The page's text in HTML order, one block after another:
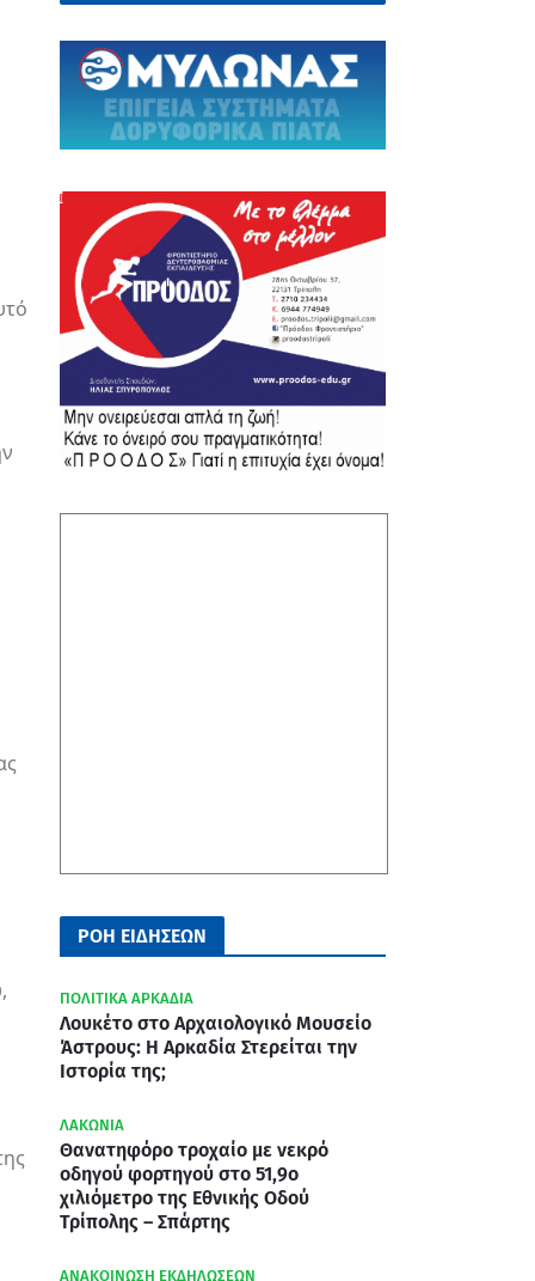
ΡΟΗ ΕΙΔΗΣΕΩΝ
ΠΟΛΙΤΙΚΑ ΑΡΚΑΔΙΑ
Λουκέτο στο Αρχαιολογικό Μουσείο
Άστρους: Η Αρκαδία Στερείται την
Ιστορία της;
ΛΑΚΩΝΙΑ
Θανατηφόρο τροχαίο με νεκρό
οδηγού φορτηγού στο 51,9ο
χιλιόμετρο της Εθνικής Οδού
Τρίπολης – Σπάρτης
ΑΝΑΚΟΙΝΩΣΗ ΕΚΔΗΛΩΣΕΩΝ